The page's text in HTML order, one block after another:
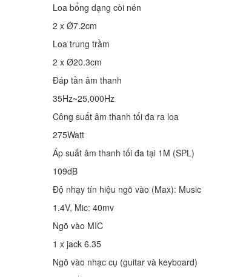
Loa bổng dạng còi nén
2 x Ø7.2cm
Loa trung trầm
2 x Ø20.3cm
Đáp tần âm thanh
35Hz~25,000Hz
Công suất âm thanh tối đa ra loa
275Watt
Áp suất âm thanh tối đa tại 1M (SPL)
109dB
Độ nhạy tín hiệu ngõ vào (Max): Music
1.4V, Mic: 40mv
Ngõ vào MIC
1 x jack 6.35
Ngõ vào nhạc cụ (guitar và keyboard)